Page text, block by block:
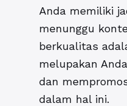
Anda memiliki
menunggu
berkualitas
melupakan
dan
dalam hal ini.